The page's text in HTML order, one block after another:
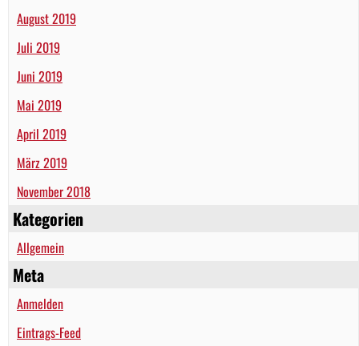
August 2019
Juli 2019
Juni 2019
Mai 2019
April 2019
März 2019
November 2018
Kategorien
Allgemein
Meta
Anmelden
Eintrags-Feed